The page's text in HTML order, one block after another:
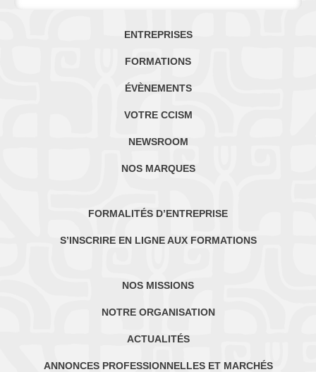
ENTREPRISES
FORMATIONS
ÉVÈNEMENTS
VOTRE CCISM
NEWSROOM
NOS MARQUES
FORMALITÉS D’ENTREPRISE
S’INSCRIRE EN LIGNE AUX FORMATIONS
NOS MISSIONS
NOTRE ORGANISATION
ACTUALITÉS
ANNONCES PROFESSIONNELLES ET MARCHÉS